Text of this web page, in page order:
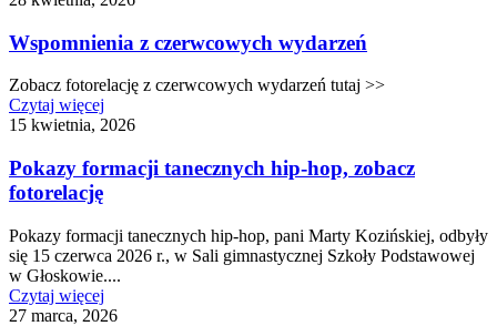
Wspomnienia z czerwcowych wydarzeń
Zobacz fotorelację z czerwcowych wydarzeń tutaj >>
Czytaj więcej
15 kwietnia, 2026
Pokazy formacji tanecznych hip-hop, zobacz
fotorelację
Pokazy formacji tanecznych hip-hop, pani Marty Kozińskiej, odbyły
się 15 czerwca 2026 r., w Sali gimnastycznej Szkoły Podstawowej
w Głoskowie....
Czytaj więcej
27 marca, 2026